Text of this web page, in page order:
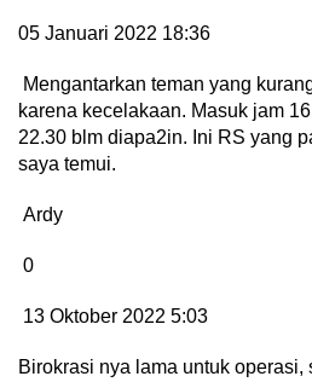
05 Januari 2022 18:36
Mengantarkan teman yang
karena kecelakaan. Masuk jam
22.30 blm diapa2in. Ini RS yang
saya temui.
Ardy
0
13 Oktober 2022 5:03
Birokrasi nya lama untuk